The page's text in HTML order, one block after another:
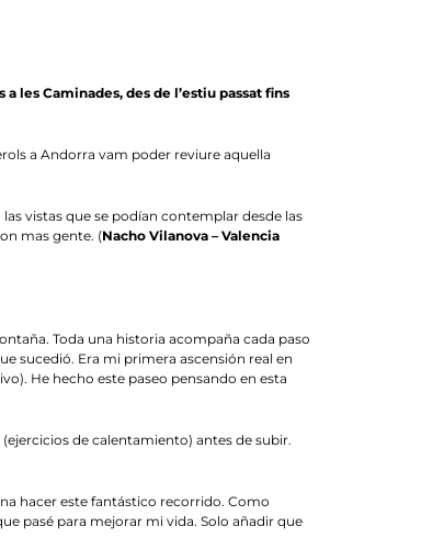
les Caminades, des de l’estiu passat fins
a Andorra vam poder reviure aquella
vistas que se podían contemplar desde las
mas gente. (Nacho Vilanova – Valencia
Toda una historia acompaña cada paso
sucedió. Era mi primera ascensión real en
He hecho este paseo pensando en esta
de calentamiento) antes de subir.
hacer este fantástico recorrido. Como
pasé para mejorar mi vida. Solo añadir que